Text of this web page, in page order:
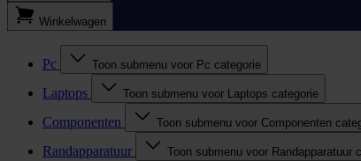
Winkelwagen
Pc Toon submenu voor Pc categorie
Laptops Toon submenu voor Laptops categorie
Componenten Toon submenu voor Componenten
Randapparatuur Toon submenu voor Randapparatuur